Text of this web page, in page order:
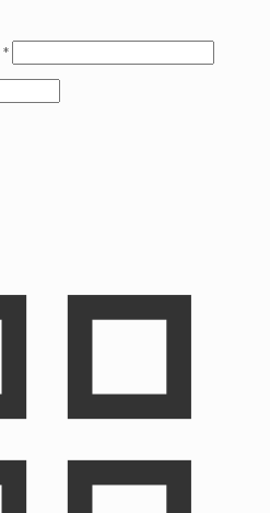
*Обязательно